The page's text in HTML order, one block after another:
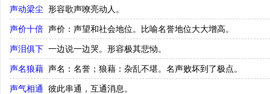
声动梁尘 形容歌声嘹亮动人。
声价十倍 声价：声望和社会地位。比喻名誉地位大大增高。
声泪俱下 一边说一边哭。形容极其悲恸。
声名狼藉 声名：名誉；狼藉：杂乱不堪。名声败坏到了极点。
声气相通 彼此串通，互通消息。